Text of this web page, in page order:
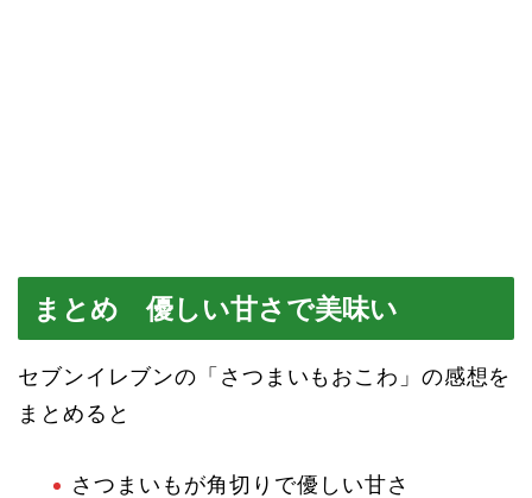
まとめ 優しい甘さで美味い
セブンイレブンの「さつまいもおこわ」の感想を
まとめると
さつまいもが角切りで優しい甘さ